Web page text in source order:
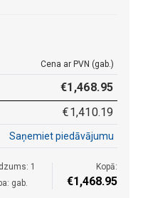
Cena ar PVN (gab.)
€1 ,468.95
€1,410.19
Saņemiet piedāvājumu
1
gab.
Kopā:
€1,468.95